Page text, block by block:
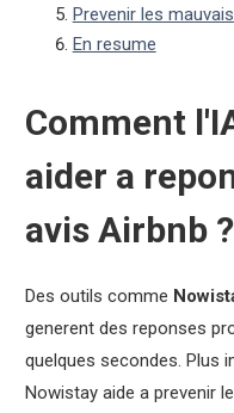
Prevenir les
En resume
Comment
aider a
avis Airbnb ?
Des outils comme
generent des reponses
quelques secondes. Plus
Nowistay aide a prevenir